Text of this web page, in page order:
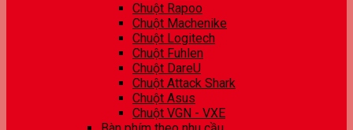
Chuột Rapoo
Chuột Machenike
Chuột Logitech
Chuột Fuhlen
Chuột DareU
Chuột Attack Shark
Chuột Asus
Chuột VGN - VXE